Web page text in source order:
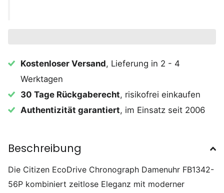
Kostenloser Versand, Lieferung in 2 - 4
Werktagen
30 Tage Rückgaberecht, risikofrei einkaufen
Authentizität garantiert, im Einsatz seit 2006
Beschreibung
Die Citizen EcoDrive Chronograph Damenuhr FB1342-
56P kombiniert zeitlose Eleganz mit moderner